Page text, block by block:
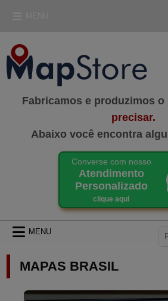
Fabricamos e produzimos o
precisar.
Abaixo você encontra
Converse com nosso
Atendimento
Personalizado
clique aqui
MENU
MAPAS BRASIL